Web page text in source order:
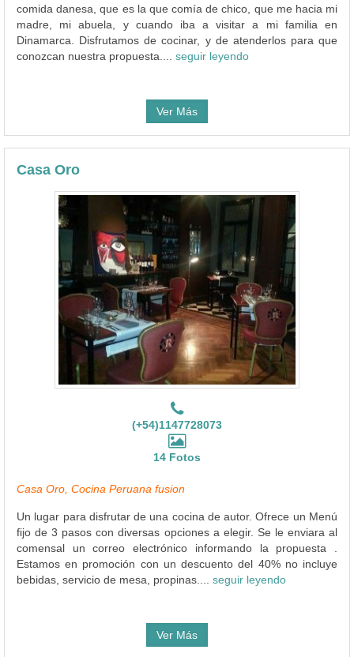
comida danesa, que es la que comía de chico, que me hacia mi
madre, mi abuela, y cuando iba a visitar a mi familia en
Dinamarca. Disfrutamos de cocinar, y de atenderlos para que
conozcan nuestra propuesta.... seguir leyendo
Ver Más
Casa Oro
(+54)1147728073
14 Fotos
Casa Oro, Cocina Peruana fusion
Un lugar para disfrutar de una cocina de autor. Ofrece un Menú
fijo de 3 pasos con diversas opciones a elegir. Se le enviara al
comensal un correo electrónico informando la propuesta .
Estamos en promoción con un descuento del 40% no incluye
bebidas, servicio de mesa, propinas.... seguir leyendo
Ver Más